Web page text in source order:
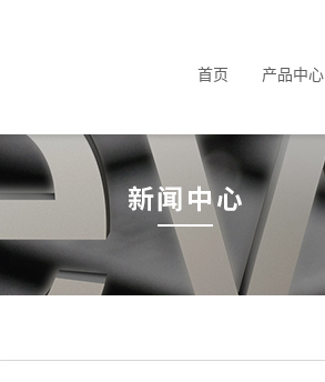
首页 产品中心